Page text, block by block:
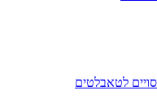
לטאבלטים